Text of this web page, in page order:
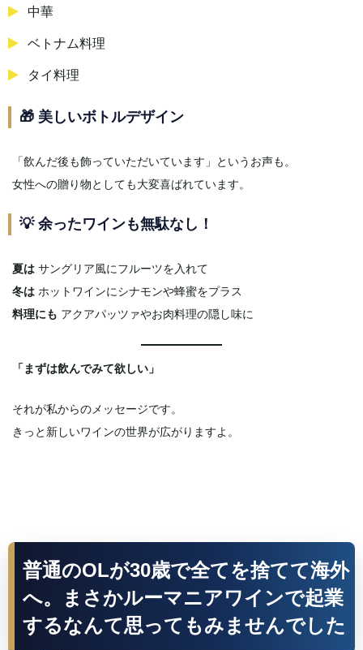
中華
ベトナム料理
タイ料理
🎁 美しいボトルデザイン
「飲んだ後も飾っていただいています」というお声も。
女性への贈り物としても大変喜ばれています。
💡 余ったワインも無駄なし！
夏は サングリア風にフルーツを入れて
冬は ホットワインにシナモンや蜂蜜をプラス
料理にも アクアパッツァやお肉料理の隠し味に
「まずは飲んでみて欲しい」
それが私からのメッセージです。
きっと新しいワインの世界が広がりますよ。
普通のOLが30歳で全てを捨てて海外
へ。まさかルーマニアワインで起業
するなんて思ってもみませんでした